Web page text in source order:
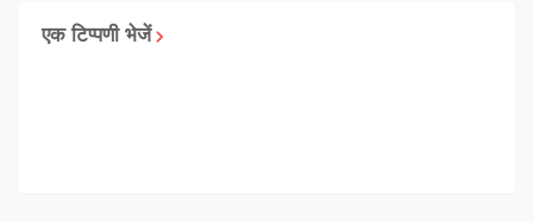
एक टिप्पणी भेजें